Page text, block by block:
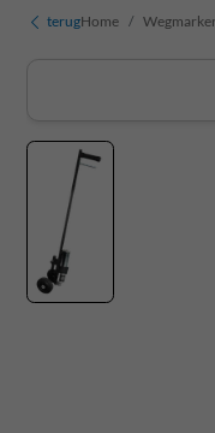
terugHome